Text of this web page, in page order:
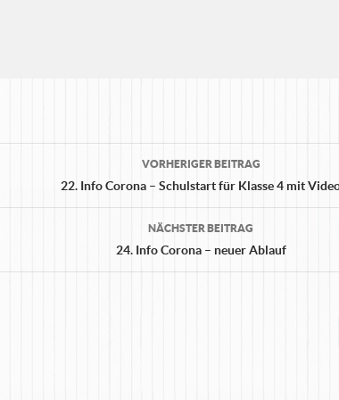
Navigation
VORHERIGER BEITRAG
22. Info Corona – Schulstart für Klasse 4 mit
NÄCHSTER BEITRAG
24. Info Corona – neuer Ablauf